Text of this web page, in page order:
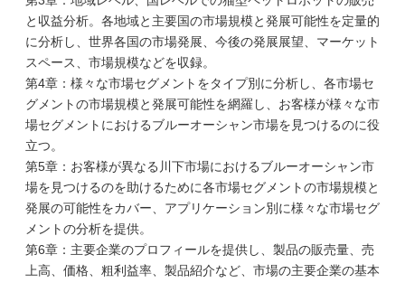
と収益分析。各地域と主要国の市場規模と発展可能性を定量的
に分析し、世界各国の市場発展、今後の発展展望、マーケット
スペース、市場規模などを収録。
第4章：様々な市場セグメントをタイプ別に分析し、各市場セ
グメントの市場規模と発展可能性を網羅し、お客様が様々な市
場セグメントにおけるブルーオーシャン市場を見つけるのに役
立つ。
第5章：お客様が異なる川下市場におけるブルーオーシャン市
場を見つけるのを助けるために各市場セグメントの市場規模と
発展の可能性をカバー、アプリケーション別に様々な市場セグ
メントの分析を提供。
第6章：主要企業のプロフィールを提供し、製品の販売量、売
上高、価格、粗利益率、製品紹介など、市場の主要企業の基本